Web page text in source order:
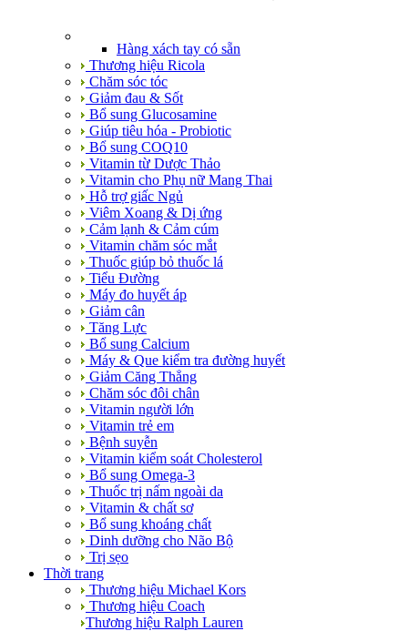
Hàng xách tay có sẵn
Thương hiệu Ricola
Chăm sóc tóc
Giảm đau & Sốt
Bổ sung Glucosamine
Giúp tiêu hóa - Probiotic
Bổ sung COQ10
Vitamin từ Dược Thảo
Vitamin cho Phụ nữ Mang Thai
Hỗ trợ giấc Ngủ
Viêm Xoang & Dị ứng
Cảm lạnh & Cảm cúm
Vitamin chăm sóc mắt
Thuốc giúp bỏ thuốc lá
Tiểu Đường
Máy đo huyết áp
Giảm cân
Tăng Lực
Bổ sung Calcium
Máy & Que kiểm tra đường huyết
Giảm Căng Thẳng
Chăm sóc đôi chân
Vitamin người lớn
Vitamin trẻ em
Bệnh suyễn
Vitamin kiểm soát Cholesterol
Bổ sung Omega-3
Thuốc trị nấm ngoài da
Vitamin & chất sơ
Bổ sung khoáng chất
Dinh dưỡng cho Não Bộ
Trị sẹo
Thời trang
Thương hiệu Michael Kors
Thương hiệu Coach
Thương hiệu Ralph Lauren